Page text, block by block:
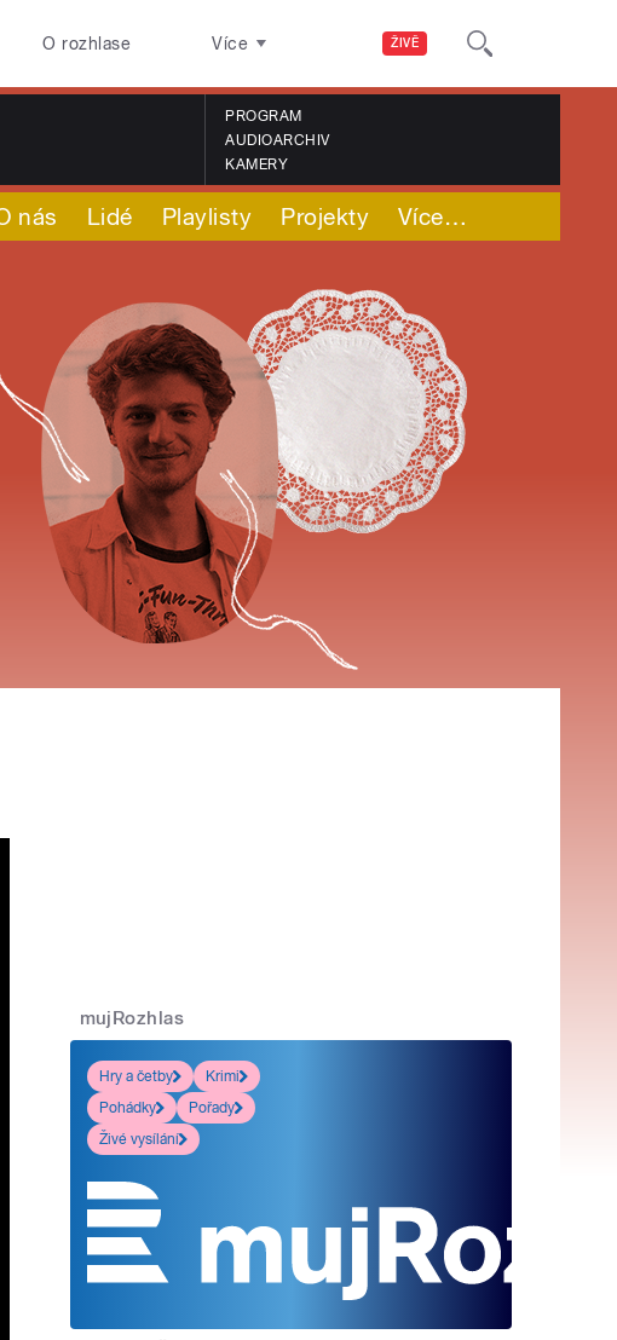
ŽIVĚ
O rozhlase Více
PROGRAM
AUDIOARCHIV
KAMERY
nás Lidé Playlisty Projekty Více…
mujRozhlas
Hry a četby
Krimi
Pohádky
Pořady
Živé vysílání